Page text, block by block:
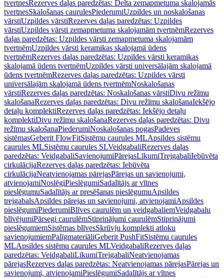
tvertnesRezerves daļas paredzētas: Delta zemapmetuma skalojamās
tvertnesSkalošanas caurulesPiederumiUzpildes un noskalošanas
vārstiUzpildes vārstiRezerves daļas paredzētas: Uzpildes
vārstiUzpildes vārsti zemapmetuma skalojamām tvertnēmRezerves
daļas paredzētas: Uzpildes vārsti zemapmetuma skalojamām
tvertnēmUzpildes vārsti keramikas skalojamā ūdens
tvertnēmRezerves daļas paredzētas: Uzpildes vārsti keramikas
skalojamā ūdens tvertnēmUzpildes vārsti universālajām skalojamā
ūdens tvertnēmRezerves daļas paredzētas: Uzpildes vārsti
universālajām skalojamā ūdens tvertnēmNoskalošanas
vārstiRezerves daļas paredzētas: Noskalošanas vārstiDivu režīmu
skalošanaRezerves daļas paredzētas: Divu režīmu skalošanaIekšējo
detaļu komplektiRezerves daļas paredzētas: Iekšējo detaļu
komplektiDivu režīmu skalošanaRezerves daļas paredzētas: Divu
režīmu skalošanaPiederumiNoskalošanas pogasPadeves
sistēmasGeberit FlowFitSistēmu caurules MLApsildes sistēmu
caurules MLSistēmu caurules SLVeidgabaliRezerves daļas
paredzētas: VeidgabaliSavienojumiPārejasLīkumiTrejgabaliIebūvēta
cirkulācijaRezerves daļas paredzētas: Iebūvēta
cirkulācijaNeatvienojamas pārejasPārejas un savienojumi,
atvienojamiNoslēgiPieslēgumiSadalītājs ar vītnes
pieslēgumuSadalītājs ar presēšanas pieslēgumuApsildes
trejgabalsApsildes pārejas un savienojumi, atvienojamiApsildes
pieslēgumiPiederumiBlīves caurulēm un veidgabaliemVeidgabalu
blīvējumiPārsegi caurulēmStiprinājumi caurulēmStiprinājumi
pieslēgumiemSistēmas blīvesSkrūvju komplekti atloku
savienojumiemPalīgmateriāliGeberit PushFitSistēmu caurules
MLApsildes sistēmu caurules MLVeidgabaliRezerves daļas
paredzētas: VeidgabaliLīkumiTrejgabaliNeatvienojamas
pārejasRezerves daļas paredzētas: Neatvienojamas pārejasPārejas un
savienojumi, atvienojamiPieslēgumiSadalītājs ar vītnes